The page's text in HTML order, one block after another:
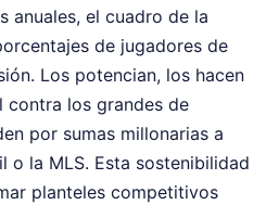
anuales, el cuadro de la
de jugadores de
Los potencian, los hacen
contra los grandes de
por sumas millonarias a
o la MLS. Esta sostenibilidad
planteles competitivos